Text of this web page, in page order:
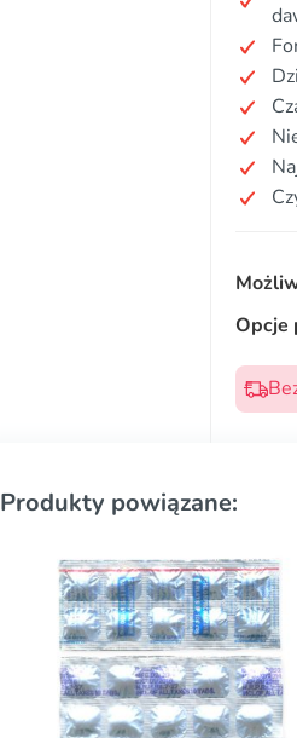
Opcje
Produkty powiązane: